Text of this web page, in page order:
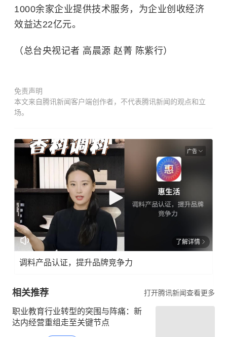
1000余家企业提供技术服务，为企业创收经济
效益达22亿元。
（总台央视记者 高晨源 赵菁 陈紫行）
免责声明
本文来自腾讯新闻客户端创作者，不代表腾讯新闻的观点和立
场。
广告
了解详情
调料产品认证，提升品牌竞争力
相关推荐 打开腾讯新闻查看更多
职业教育行业转型的突围与阵痛：新
达内经营重组走至关键节点